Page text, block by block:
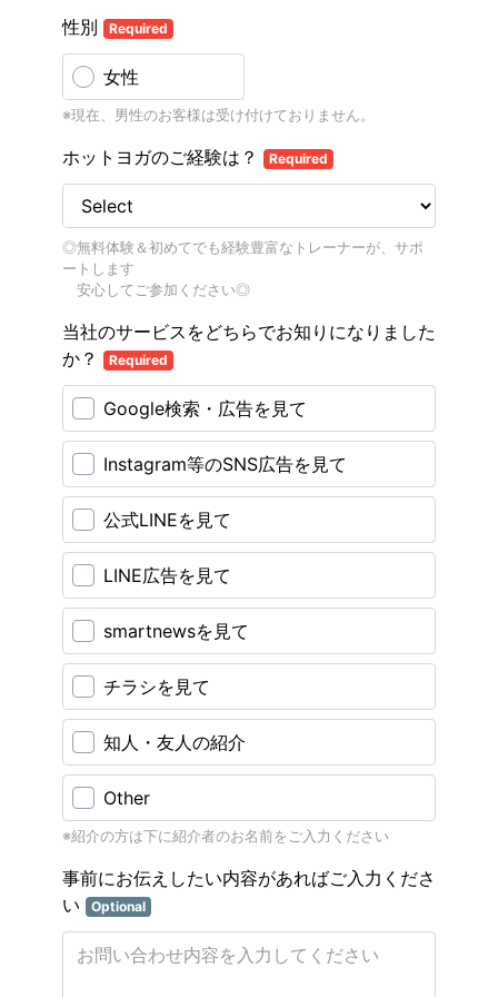
性別 Required
女性
※現在、男性のお客様は受け付けておりません。
ホットヨガのご経験は？ Required
◎無料体験＆初めてでも経験豊富なトレーナーが、サポ
ートします
安心してご参加ください◎
当社のサービスをどちらでお知りになりました
か？
Required
Google検索・広告を見て
Instagram等のSNS広告を見て
公式LINEを見て
LINE広告を見て
smartnewsを見て
チラシを見て
知人・友人の紹介
Other
※紹介の方は下に紹介者のお名前をご入力ください
事前にお伝えしたい内容があればご入力くださ
い
Optional